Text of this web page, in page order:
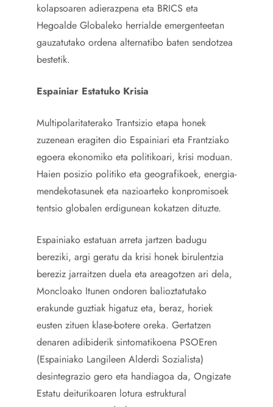
kolapsoaren adierazpena eta BRICS eta
Hegoalde Globaleko herrialde emergenteetan
gauzatutako ordena alternatibo baten sendotzea
bestetik.
Espainiar Estatuko Krisia
Multipolaritaterako Trantsizio etapa honek
zuzenean eragiten dio Espainiari eta Frantziako
egoera ekonomiko eta politikoari, krisi moduan.
Haien posizio politiko eta geografikoek, energia-
mendekotasunek eta nazioarteko konpromisoek
tentsio globalen erdigunean kokatzen dituzte.
Espainiako estatuan arreta jartzen badugu
bereziki, argi geratu da krisi honek birulentzia
bereziz jarraitzen duela eta areagotzen ari dela,
Moncloako Itunen ondoren balioztatutako
erakunde guztiak higatuz eta, beraz, horiek
eusten zituen klase-botere oreka. Gertatzen
denaren adibiderik sintomatikoena PSOEren
(Espainiako Langileen Alderdi Sozialista)
desintegrazio gero eta handiagoa da, Ongizate
Estatu deiturikoaren lotura estruktural